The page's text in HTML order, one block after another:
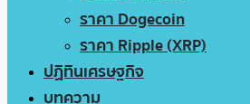
ราคา Dogecoin
ราคา Ripple (XRP)
ปฏิทินเศรษฐกิจ
บทความ